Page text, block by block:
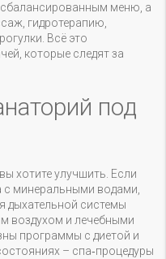
меню, а
гидротерапию,
Всё это
которые следят за
под
хотите улучшить. Если
с минеральными водами,
дыхательной системы
воздухом и лечебными
программы с диетой и
– спа‑процедуры